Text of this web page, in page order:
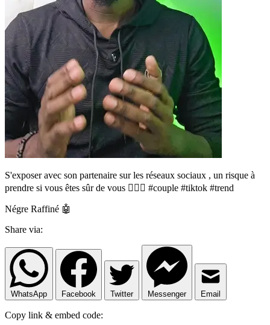
S'exposer avec son partenaire sur les réseaux sociaux , un risque à
prendre si vous êtes sûr de vous 🤷🏾‍♂️ #couple #tiktok #trend
Négre Raffiné 🤖
Share via:
WhatsApp Facebook Twitter Messenger Email
Copy link & embed code: